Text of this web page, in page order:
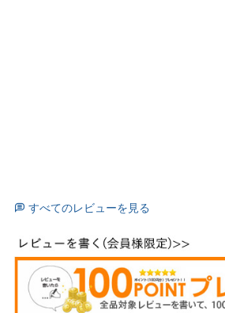
すべてのレビューを見る